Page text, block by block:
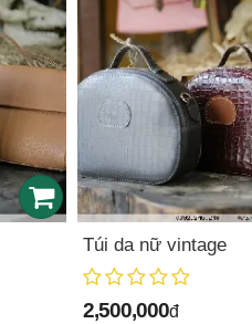
Túi da nữ vintage
2,500,000đ